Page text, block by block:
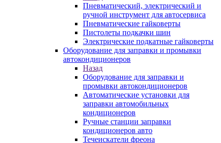
Пневматический, электрический и
ручной инструмент для автосервиса
Пневматические гайковерты
Пистолеты подкачки шин
Электрические подкатные гайковерты
Оборудование для заправки и промывки
автокондиционеров
Назад
Оборудование для заправки и
промывки автокондиционеров
Автоматические установки для
заправки автомобильных
кондиционеров
Ручные станции заправки
кондиционеров авто
Течеискатели фреона